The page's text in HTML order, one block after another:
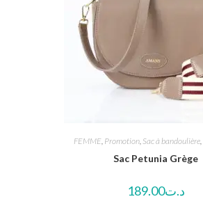
FEMME, Promotion, Sac à bandoulière,
Sac Petunia Grège
د.ت189.00